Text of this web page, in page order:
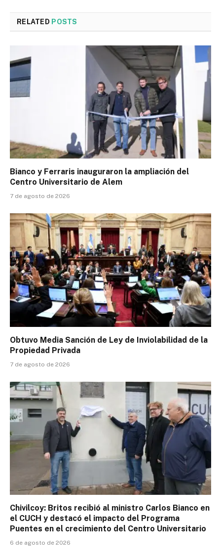
RELATED POSTS
Bianco y Ferraris inauguraron la ampliación del
Centro Universitario de Alem
7 de agosto de 2026
Obtuvo Media Sanción de Ley de Inviolabilidad de la
Propiedad Privada
7 de agosto de 2026
Chivilcoy: Britos recibió al ministro Carlos Bianco en
el CUCH y destacó el impacto del Programa
Puentes en el crecimiento del Centro Universitario
6 de agosto de 2026